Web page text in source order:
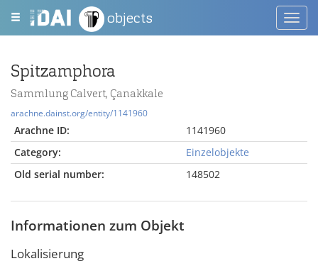
objects
Spitzamphora
Sammlung Calvert, Çanakkale
arachne.dainst.org/entity/1141960
Arachne ID:
1141960
Category:
Einzelobjekte
Old serial number:
148502
Informationen zum Objekt
Lokalisierung